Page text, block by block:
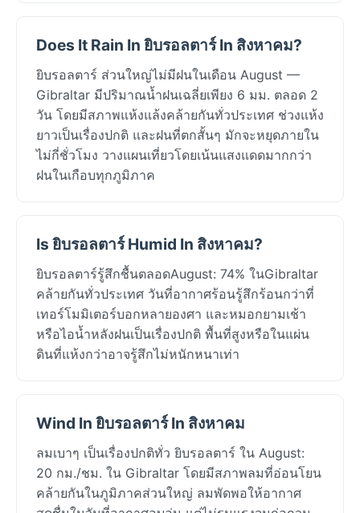
Does It Rain In ยิบรอลตาร์ In สิงหาคม?
ยิบรอลตาร์ ส่วนใหญ่ไม่มีฝนในเดือน August —
Gibraltar มีปริมาณน้ำฝนเฉลี่ยเพียง 6 มม. ตลอด 2
วัน โดยมีสภาพแห้งแล้งคล้ายกันทั่วประเทศ ช่วงแห้ง
ยาวเป็นเรื่องปกติ และฝนที่ตกสั้นๆ มักจะหยุดภายใน
ไม่กี่ชั่วโมง วางแผนเที่ยวโดยเน้นแสงแดดมากกว่า
ฝนในเกือบทุกภูมิภาค
Is ยิบรอลตาร์ Humid In สิงหาคม?
ยิบรอลตาร์รู้สึกชื้นตลอดAugust: 74% ในGibraltar
คล้ายกันทั่วประเทศ วันที่อากาศร้อนรู้สึกร้อนกว่าที่
เทอร์โมมิเตอร์บอกหลายองศา และหมอกยามเช้า
หรือไอน้ำหลังฝนเป็นเรื่องปกติ พื้นที่สูงหรือในแผ่น
ดินที่แห้งกว่าอาจรู้สึกไม่หนักหนาเท่า
Wind In ยิบรอลตาร์ In สิงหาคม
ลมเบาๆ เป็นเรื่องปกติทั่ว ยิบรอลตาร์ ใน August:
20 กม./ชม. ใน Gibraltar โดยมีสภาพลมที่อ่อนโยน
คล้ายกันในภูมิภาคส่วนใหญ่ ลมพัดพอให้อากาศ